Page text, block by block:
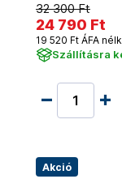
32 300 Ft
24 790 Ft
19 520 Ft ÁFA
Szállításra
Akció